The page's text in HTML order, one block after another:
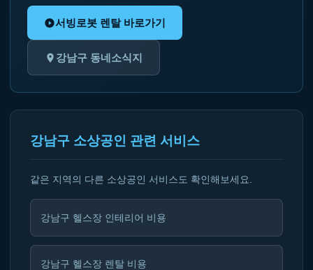
서빙로봇 렌탈 바로가기
강남구 동네소식지
강남구 소상공인 관련 서비스
같은 지역의 다른 소상공인 서비스도 확인해보세요.
강남구 헬스장 인테리어 비용
강남구 헬스장 렌탈 비용